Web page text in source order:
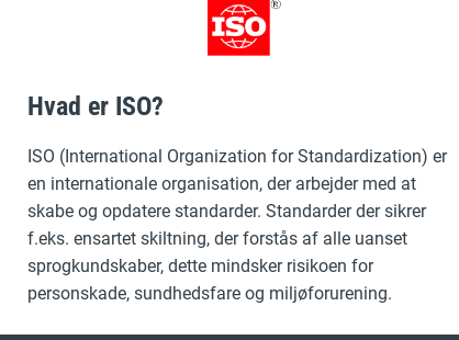
Hvad er ISO?
ISO (International Organization for Standardization) er
en internationale organisation, der arbejder med at
skabe og opdatere standarder. Standarder der sikrer
f.eks. ensartet skiltning, der forstås af alle uanset
sprogkundskaber, dette mindsker risikoen for
personskade, sundhedsfare og miljøforurening.